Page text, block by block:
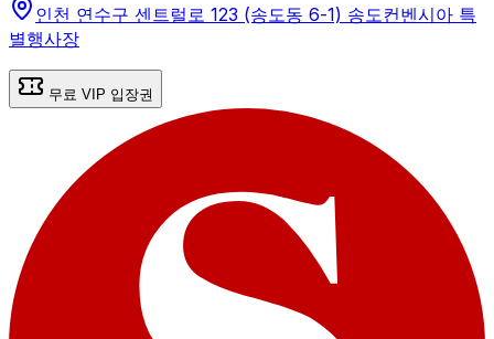
인천 연수구 센트럴로 123 (송도동 6-1) 송도컨벤시아 특
별행사장
무료 VIP 입장권